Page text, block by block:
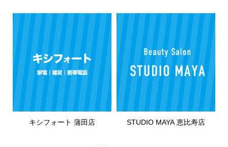
キシフォート 蒲田店 STUDIO MAYA 恵比寿店